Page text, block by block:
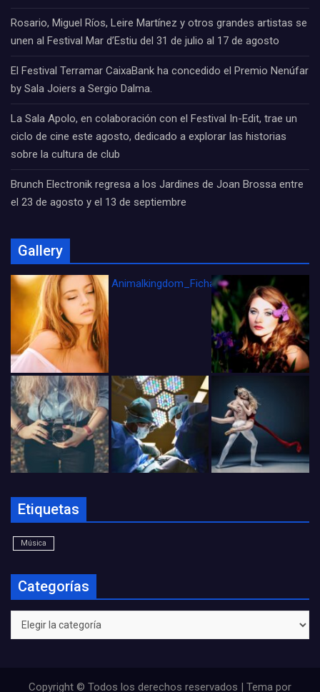
Rosario, Miguel Ríos, Leire Martínez y otros grandes artistas se
unen al Festival Mar d’Estiu del 31 de julio al 17 de agosto
El Festival Terramar CaixaBank ha concedido el Premio Nenúfar
by Sala Joiers a Sergio Dalma.
La Sala Apolo, en colaboración con el Festival In-Edit, trae un
ciclo de cine este agosto, dedicado a explorar las historias
sobre la cultura de club
Brunch Electronik regresa a los Jardines de Joan Brossa entre
el 23 de agosto y el 13 de septiembre
Gallery
Animalkingdom_FichaCine
Etiquetas
Música
Categorías
Categorías
Copyright © Todos los derechos reservados | Tema por